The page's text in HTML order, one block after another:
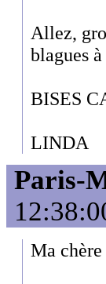
Allez,
blagues
BISES
LINDA
Paris-
Ma